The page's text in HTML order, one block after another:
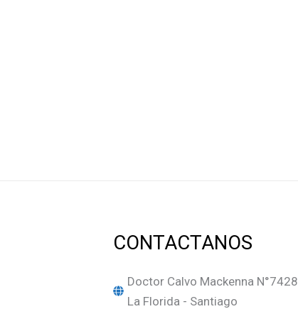
CONTACTANOS
Doctor Calvo Mackenna N°7428
La Florida - Santiago